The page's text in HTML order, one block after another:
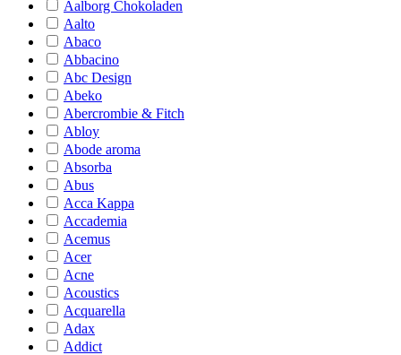
Aalborg Chokoladen
Aalto
Abaco
Abbacino
Abc Design
Abeko
Abercrombie & Fitch
Abloy
Abode aroma
Absorba
Abus
Acca Kappa
Accademia
Acemus
Acer
Acne
Acoustics
Acquarella
Adax
Addict